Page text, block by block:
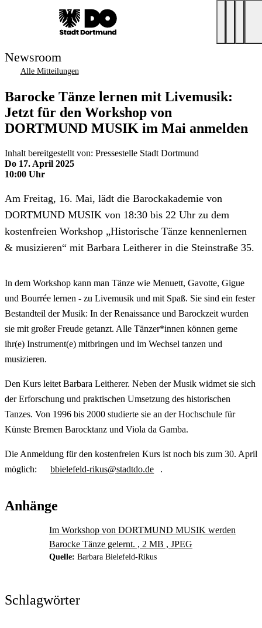
Newsroom
Alle Mitteilungen
Barocke Tänze lernen mit Livemusik:
Jetzt für den Workshop von
DORTMUND MUSIK im Mai anmelden
Inhalt bereitgestellt von: Pressestelle Stadt Dortmund
Do 17. April 2025
10:00 Uhr
Am Freitag, 16. Mai, lädt die Barockakademie von
DORTMUND MUSIK von 18:30 bis 22 Uhr zu dem
kostenfreien Workshop „Historische Tänze kennenlernen
& musizieren“ mit Barbara Leitherer in die Steinstraße 35.
In dem Workshop kann man Tänze wie Menuett, Gavotte, Gigue
und Bourrée lernen - zu Livemusik und mit Spaß. Sie sind ein fester
Bestandteil der Musik: In der Renaissance und Barockzeit wurden
sie mit großer Freude getanzt. Alle Tänzer*innen können gerne
ihr(e) Instrument(e) mitbringen und im Wechsel tanzen und
musizieren.
Den Kurs leitet Barbara Leitherer. Neben der Musik widmet sie sich
der Erforschung und praktischen Umsetzung des historischen
Tanzes. Von 1996 bis 2000 studierte sie an der Hochschule für
Künste Bremen Barocktanz und Viola da Gamba.
Die Anmeldung für den kostenfreien Kurs ist noch bis zum 30. April
möglich:
bbielefeld-rikus@stadtdo.de .
Anhänge
Im Workshop von DORTMUND MUSIK werden
Barocke Tänze gelernt. , 2 MB , JPEG
Quelle: Barbara Bielefeld-Rikus
Schlagwörter